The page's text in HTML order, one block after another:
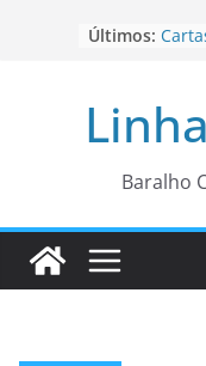
Últimos:
para
Os
Baralho